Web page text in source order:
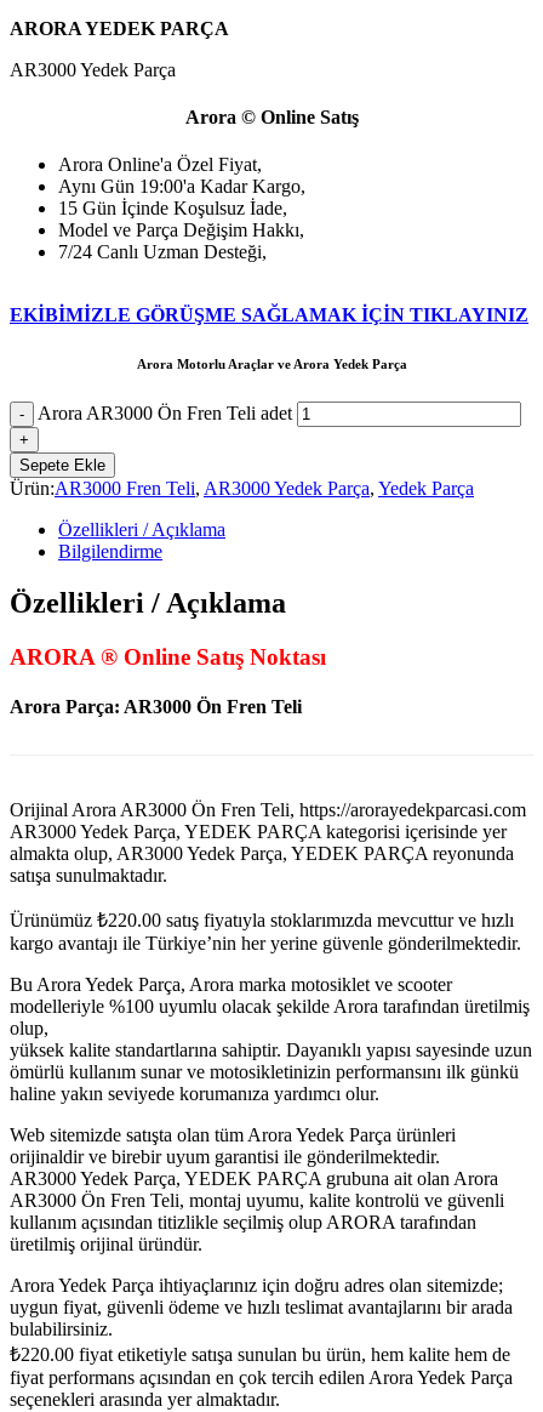
ARORA YEDEK PARÇA
AR3000 Yedek Parça
Arora © Online Satış
Arora Online'a Özel Fiyat,
Aynı Gün 19:00'a Kadar Kargo,
15 Gün İçinde Koşulsuz İade,
Model ve Parça Değişim Hakkı,
7/24 Canlı Uzman Desteği,
EKİBİMİZLE GÖRÜŞME SAĞLAMAK İÇİN TIKLAYINIZ
Arora Motorlu Araçlar ve Arora Yedek Parça
Arora AR3000 Ön Fren Teli adet
Sepete Ekle
Ürün:AR3000 Fren Teli, AR3000 Yedek Parça, Yedek Parça
Özellikleri / Açıklama
Bilgilendirme
Özellikleri / Açıklama
ARORA ® Online Satış Noktası
Arora Parça: AR3000 Ön Fren Teli
Orijinal Arora AR3000 Ön Fren Teli, https://arorayedekparcasi.com
AR3000 Yedek Parça, YEDEK PARÇA kategorisi içerisinde yer
almakta olup, AR3000 Yedek Parça, YEDEK PARÇA reyonunda
satışa sunulmaktadır.
Ürünümüz ₺220.00 satış fiyatıyla stoklarımızda mevcuttur ve hızlı
kargo avantajı ile Türkiye’nin her yerine güvenle gönderilmektedir.
Bu Arora Yedek Parça, Arora marka motosiklet ve scooter
modelleriyle %100 uyumlu olacak şekilde Arora tarafından üretilmiş
olup,
yüksek kalite standartlarına sahiptir. Dayanıklı yapısı sayesinde uzun
ömürlü kullanım sunar ve motosikletinizin performansını ilk günkü
haline yakın seviyede korumanıza yardımcı olur.
Web sitemizde satışta olan tüm Arora Yedek Parça ürünleri
orijinaldir ve birebir uyum garantisi ile gönderilmektedir.
AR3000 Yedek Parça, YEDEK PARÇA grubuna ait olan Arora
AR3000 Ön Fren Teli, montaj uyumu, kalite kontrolü ve güvenli
kullanım açısından titizlikle seçilmiş olup ARORA tarafından
üretilmiş orijinal üründür.
Arora Yedek Parça ihtiyaçlarınız için doğru adres olan sitemizde;
uygun fiyat, güvenli ödeme ve hızlı teslimat avantajlarını bir arada
bulabilirsiniz.
₺220.00 fiyat etiketiyle satışa sunulan bu ürün, hem kalite hem de
fiyat performans açısından en çok tercih edilen Arora Yedek Parça
seçenekleri arasında yer almaktadır.